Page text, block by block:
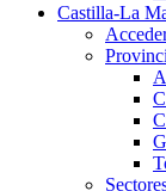
Castilla-La